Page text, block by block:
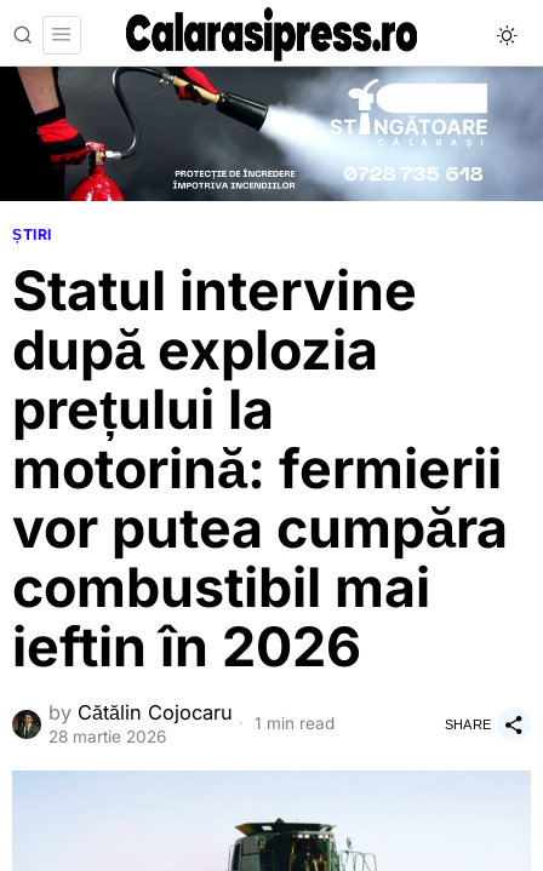
ȘTIRI
Statul intervine
după explozia
prețului la
motorină: fermierii
vor putea cumpăra
combustibil mai
ieftin în 2026
by Cătălin Cojocaru
28 martie 2026
1 min read SHARE